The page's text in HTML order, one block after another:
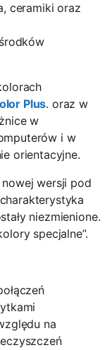
ceramiki oraz
Plus. oraz w
w
i w
orientacyjne.
wersji pod
niezmienione.
specjalne”.
na